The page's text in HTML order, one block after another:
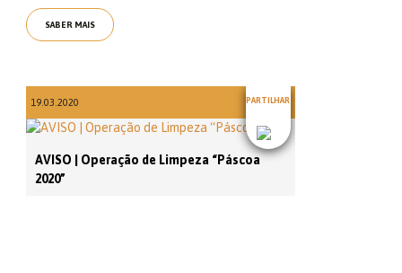
SABER MAIS
19.03.2020 PARTILHAR
AVISO | Operação de Limpeza “Páscoa
2020”